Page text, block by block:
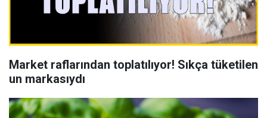
Market raflarından toplatılıyor! Sıkça tüketilen
un markasıydı